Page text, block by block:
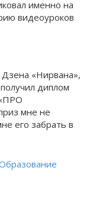
именно на
видеоуроков
«Нирвана»,
диплом
мне не
его забрать в